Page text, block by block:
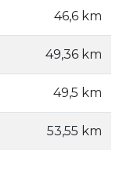
46,6 km
49,36 km
49,5 km
53,55 km